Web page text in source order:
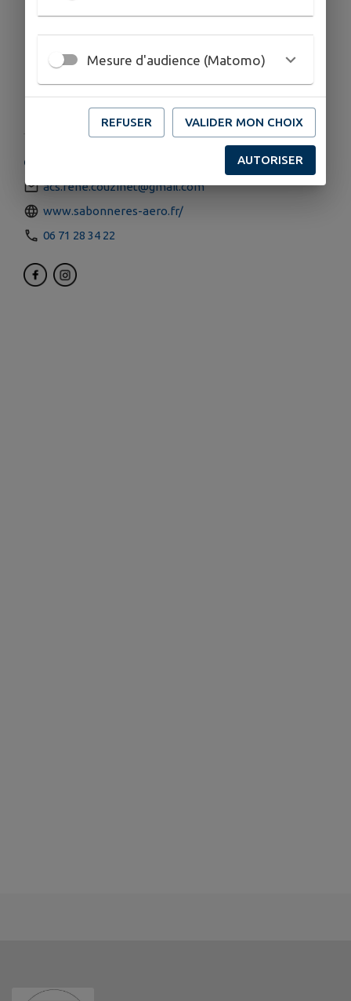
Vols possibles
COORDONNÉES
acs.rene.couzinet@gmail.com
www.sabonneres-aero.fr/
06 71 28 34 22
Mesure d'audience (Matomo)
REFUSER VALIDER MON CHOIX
AUTORISER